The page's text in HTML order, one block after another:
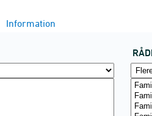
Information